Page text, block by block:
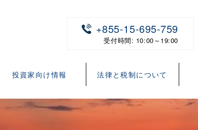
+855-15-695-759
受付時間: 10:00～19:00
投資家向け情報 法律と税制について